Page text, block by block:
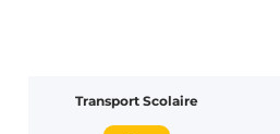
Transport Scolaire